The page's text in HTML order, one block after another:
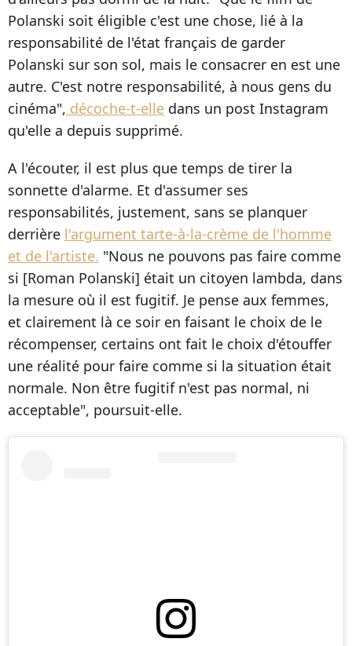
Polanski soit éligible c'est une chose, lié à la
responsabilité de l'état français de garder
Polanski sur son sol, mais le consacrer en est une
autre. C'est notre responsabilité, à nous gens du
cinéma", décoche-t-elle dans un post Instagram
qu'elle a depuis supprimé.
A l'écouter, il est plus que temps de tirer la
sonnette d'alarme. Et d'assumer ses
responsabilités, justement, sans se planquer
derrière l'argument tarte-à-la-crème de l'homme
et de l'artiste. "Nous ne pouvons pas faire comme
si [Roman Polanski] était un citoyen lambda, dans
la mesure où il est fugitif. Je pense aux femmes,
et clairement là ce soir en faisant le choix de le
récompenser, certains ont fait le choix d'étouffer
une réalité pour faire comme si la situation était
normale. Non être fugitif n'est pas normal, ni
acceptable", poursuit-elle.